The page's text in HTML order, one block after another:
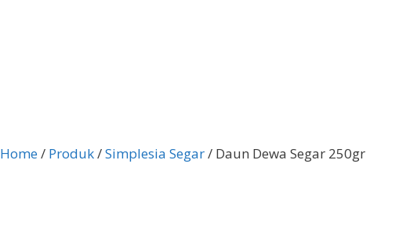
Home/ Produk/Simplesia Segar/ Daun Dewa Segar 250gr